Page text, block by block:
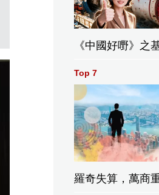
兩者二合為一
學習內容與營
的不同地方互
《中國好嘢》之
Top 7
羅奇失算，萬商